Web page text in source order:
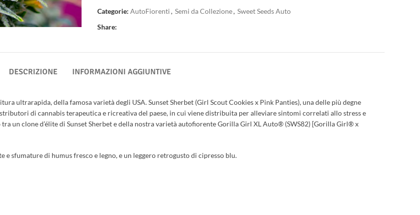
Categorie: AutoFiorenti, Semi da Collezione, Sweet Seeds Auto
Share:
DESCRIZIONE INFORMAZIONI AGGIUNTIVE
ultrarapida, della famosa varietà degli USA. Sunset Sherbet (Girl Scout Cookies x Pink Panties), una delle più degne
di cannabis terapeutica e ricreativa del paese, in cui viene distribuita per alleviare sintomi correlati allo stress e
un clone d’élite di Sunset Sherbet e della nostra varietà autofiorente Gorilla Girl XL Auto® (SWS82) [Gorilla Girl® x
sfumature di humus fresco e legno, e un leggero retrogusto di cipresso blu.